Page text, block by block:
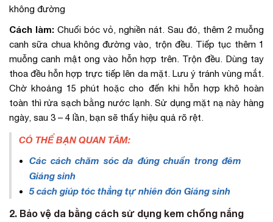
không đường
Cách làm: Chuối bóc vỏ, nghiền nát. Sau đó, thêm 2 muỗng
canh sữa chua không đường vào, trộn đều. Tiếp tục thêm 1
muỗng canh mật ong vào hỗn hợp trên. Trộn đều. Dùng tay
thoa đều hỗn hợp trực tiếp lên da mặt. Lưu ý tránh vùng mắt.
Chờ khoảng 15 phút hoặc cho đến khi hỗn hợp khô hoàn
toàn thì rửa sạch bằng nước lạnh. Sử dụng mặt nạ này hàng
ngày, sau 3 – 4 lần, bạn sẽ thấy hiệu quả rõ rệt.
CÓ THỂ BẠN QUAN TÂM:
Các cách chăm sóc da đúng chuẩn trong đêm
Giáng sinh
5 cách giúp tóc thẳng tự nhiên đón Giáng sinh
2. Bảo vệ da bằng cách sử dụng kem chống nắng